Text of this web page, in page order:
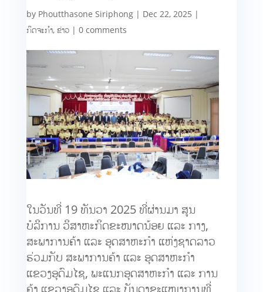
by Phoutthasone Siriphong| Dec 22, 2025 |
ກິດຈະກຳ, ຂ່າວ| 0 comments
ໃນວັນທີ່ 19 ທັນວາ 2025 ທີ່ຜ່ານມາ ສູນ
ບໍລິການ ວິສາຫະກິດຂະໜາດນ້ອຍ ແລະ ກາງ,
ສະພາການຄ້າ ແລະ ອຸດສາຫະກຳ ແຫ່ງຊາດລາວ
ຮ່ວມກັບ ສະພາການຄ້າ ແລະ ອຸດສາຫະກຳ
ແຂວງອຸດົມໄຊ, ພະແນກອຸດສາຫະກຳ ແລະ ການ
ຄ້າ ແຂວງອຸດົມໄຊ ແລະ ບັນດາຂະແໜງການທີ່